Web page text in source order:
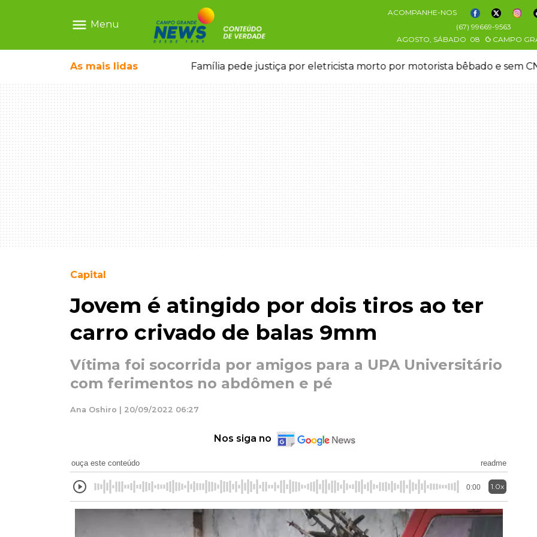
menu Menu
ACOMPANHE-NOS
(67) 99669-9563
AGOSTO, SÁBADO 08 CAMPO
As mais lidas
e morre a caminho do hospital Família pede justiça por eletricista morto por motorista bêbado e sem
Capital
Jovem é atingido por dois tiros ao ter
carro crivado de balas 9mm
Vítima foi socorrida por amigos para a UPA Universitário
com ferimentos no abdômen e pé
Ana Oshiro | 20/09/2022 06:27
Nos siga no
ouça este conteúdo readme
0:00 1.0x